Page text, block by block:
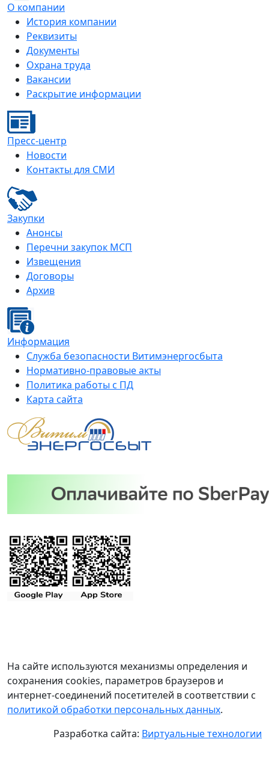
О компании
История компании
Реквизиты
Документы
Охрана труда
Вакансии
Раскрытие информации
Пресс-центр
Новости
Контакты для СМИ
Закупки
Анонсы
Перечни закупок МСП
Извещения
Договоры
Архив
Информация
Служба безопасности Витимэнергосбыта
Нормативно-правовые акты
Политика работы с ПД
Карта сайта
На сайте используются механизмы определения и
сохранения cookies, параметров браузеров и
интернет-соединений посетителей в соответствии с
политикой обработки персональных данных.
Разработка сайта: Виртуальные технологии